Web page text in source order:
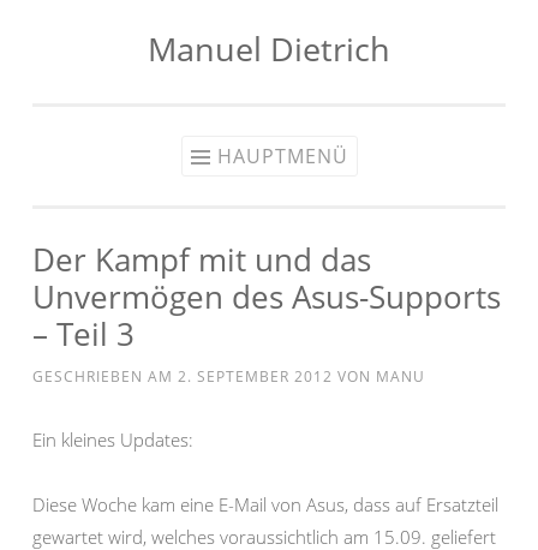
Manuel Dietrich
HAUPTMENÜ
Der Kampf mit und das
Unvermögen des Asus-Supports
– Teil 3
GESCHRIEBEN AM 2. SEPTEMBER 2012 VON MANU
Ein kleines Updates:
Diese Woche kam eine E-Mail von Asus, dass auf Ersatzteil
gewartet wird, welches voraussichtlich am 15.09. geliefert